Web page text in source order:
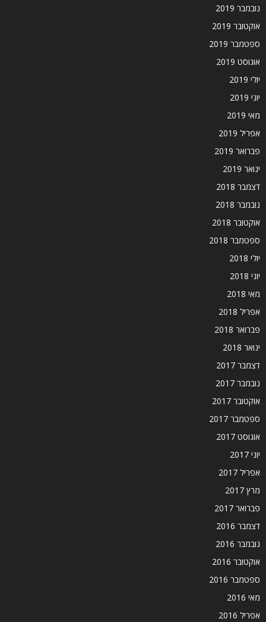
נובמבר 2019
אוקטובר 2019
ספטמבר 2019
אוגוסט 2019
יולי 2019
יוני 2019
מאי 2019
אפריל 2019
פברואר 2019
ינואר 2019
דצמבר 2018
נובמבר 2018
אוקטובר 2018
ספטמבר 2018
יולי 2018
יוני 2018
מאי 2018
אפריל 2018
פברואר 2018
ינואר 2018
דצמבר 2017
נובמבר 2017
אוקטובר 2017
ספטמבר 2017
אוגוסט 2017
יוני 2017
אפריל 2017
מרץ 2017
פברואר 2017
דצמבר 2016
נובמבר 2016
אוקטובר 2016
ספטמבר 2016
מאי 2016
אפריל 2016